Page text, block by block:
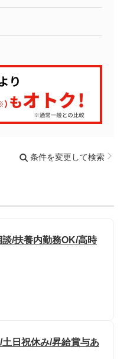
条件を変更して検索
/扶養内勤務OK/高時
日祝休み/昇給賞与あ